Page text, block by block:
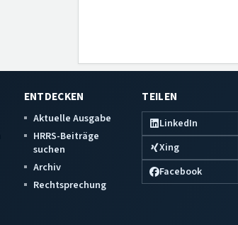
ENTDECKEN
Aktuelle Ausgabe
HRRS-Beiträge
suchen
Archiv
Rechtsprechung
TEILEN
LinkedIn
Xing
Facebook